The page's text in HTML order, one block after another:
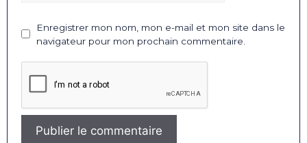
Enregistrer mon nom, mon e-mail et mon site dans le
navigateur pour mon prochain commentaire.